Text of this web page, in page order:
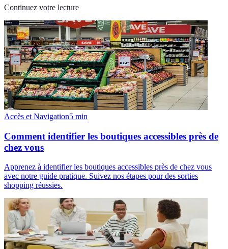
Continuez votre lecture
Accès et Navigation5 min
Comment identifier les boutiques accessibles près de
chez vous
Apprenez à identifier les boutiques accessibles près de chez vous
avec notre guide pratique. Suivez nos étapes pour des sorties
shopping réussies.